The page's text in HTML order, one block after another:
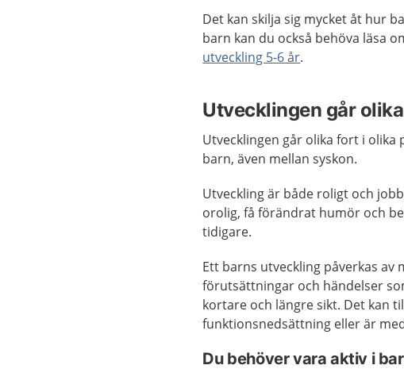
Det kan skilja sig mycket åt hur
barn kan du också behöva läsa
utveckling 5-6 år.
Utvecklingen går
Utvecklingen går olika fort i
barn, även mellan syskon.
Utveckling är både roligt och
orolig, få förändrat humör och
tidigare.
Ett barns utveckling påverkas av
förutsättningar och händelser
kortare och längre sikt. Det kan
funktionsnedsättning eller är
Du behöver vara aktiv i